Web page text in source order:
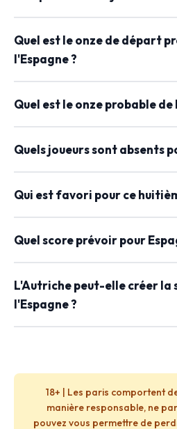
Quel est le onze de départ
l'Espagne ?
Quel est le onze probable de
Quels joueurs sont absents
Qui est favori pour ce
Quel score prévoir pour
L'Autriche peut-elle créer la
l'Espagne ?
18+ | Les paris comportent
manière responsable, ne
pouvez vous permettre de